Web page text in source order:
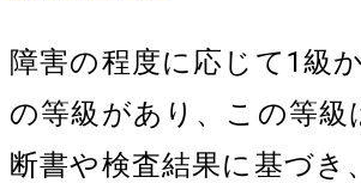
障害の程度に応じて1級
の等級があり、この等級
断書や検査結果に基づき